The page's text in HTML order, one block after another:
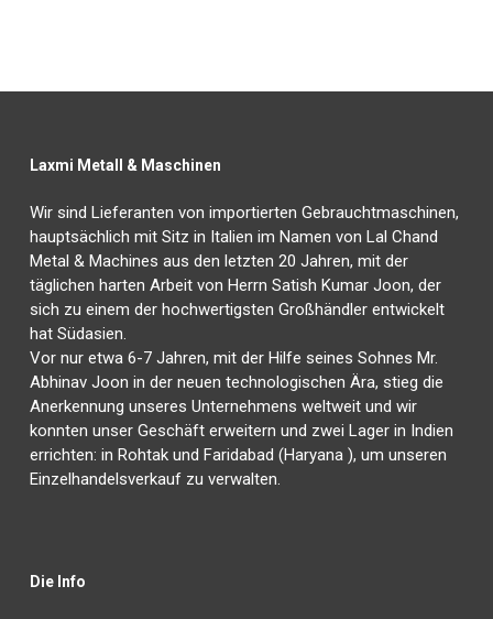
Laxmi Metall & Maschinen
Wir sind Lieferanten von importierten Gebrauchtmaschinen,
hauptsächlich mit Sitz in Italien im Namen von Lal Chand
Metal & Machines aus den letzten 20 Jahren, mit der
täglichen harten Arbeit von Herrn Satish Kumar Joon, der
sich zu einem der hochwertigsten Großhändler entwickelt
hat Südasien.
Vor nur etwa 6-7 Jahren, mit der Hilfe seines Sohnes Mr.
Abhinav Joon in der neuen technologischen Ära, stieg die
Anerkennung unseres Unternehmens weltweit und wir
konnten unser Geschäft erweitern und zwei Lager in Indien
errichten: in Rohtak und Faridabad (Haryana ), um unseren
Einzelhandelsverkauf zu verwalten.
Die Info